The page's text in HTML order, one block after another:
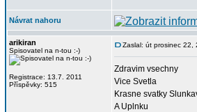
Návrat nahoru
arikiran
Spisovatel na n-tou :-)
Registrace: 13.7. 2011
Příspěvky: 515
Zaslal: út prosinec 22,
Zdravim vsechny
Vice Svetla
Krasne svatky
A Uplnku